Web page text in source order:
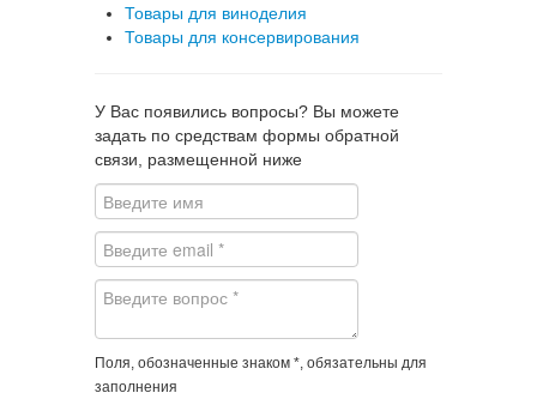
Товары для виноделия
Товары для консервирования
У Вас появились вопросы? Вы можете
задать по средствам формы обратной
связи, размещенной ниже
Поля, обозначенные знаком *, обязательны для
заполнения